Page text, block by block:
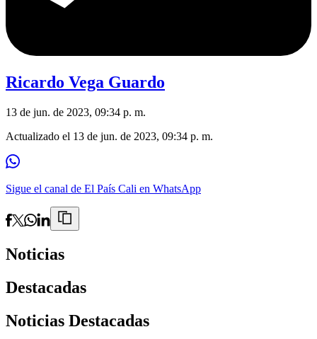
Ricardo Vega Guardo
13 de jun. de 2023, 09:34 p. m.
Actualizado el 13 de jun. de 2023, 09:34 p. m.
Sigue el canal de El País Cali en WhatsApp
Noticias
Destacadas
Noticias Destacadas